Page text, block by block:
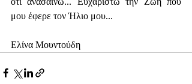
μου έφερε τον Ήλιο μου...
Ελίνα Μουντούδη